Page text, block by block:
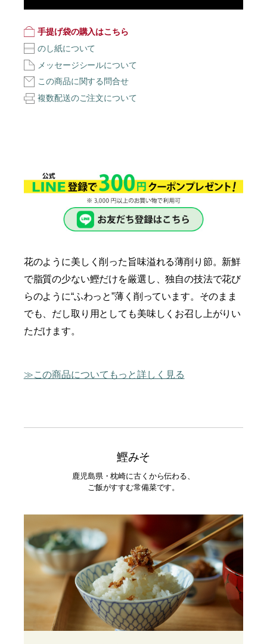
手提げ袋の購入はこちら
のし紙について
メッセージシールについて
この商品に関する問合せ
複数配送のご注文について
花のように美しく削った旨味溢れる薄削り節。新鮮
で脂質の少ない鰹だけを厳選し、独自の技法で花び
らのように“ふわっと”薄く削っています。そのまま
でも、だし取り用としても美味しくお召し上がりい
ただけます。
この商品についてもっと詳しく見る
鰹みそ
鹿児島県・枕崎に古くから伝わる、
ご飯がすすむ常備菜です。